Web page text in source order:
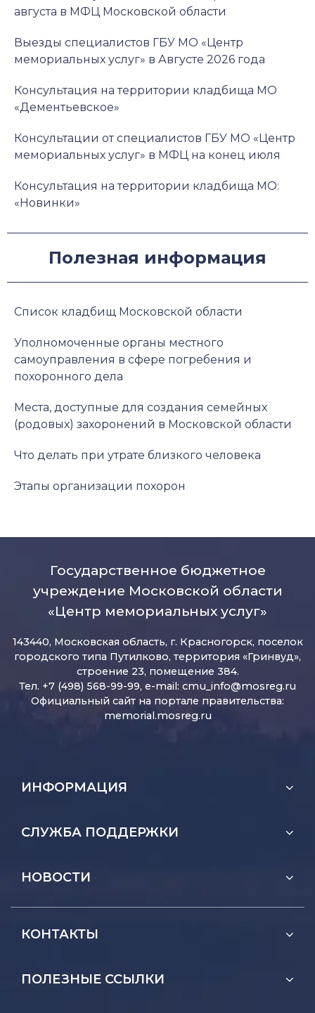
августа в МФЦ Московской области
Выезды специалистов ГБУ МО «Центр
мемориальных услуг» в Августе 2026 года
Консультация на территории кладбища МО
«Дементьевское»
Консультации от специалистов ГБУ МО «Центр
мемориальных услуг» в МФЦ на конец июля
Консультация на территории кладбища МО:
«Новинки»
Полезная информация
Список кладбищ Московской области
Уполномоченные органы местного
самоуправления в сфере погребения и
похоронного дела
Места, доступные для создания семейных
(родовых) захоронений в Московской области
Что делать при утрате близкого человека
Этапы организации похорон
Государственное бюджетное
учреждение Московской области
«Центр мемориальных услуг»
143440, Московская область, г. Красногорск, поселок
городского типа Путилково, территория «Гринвуд»,
строение 23, помещение 384.
Тел. +7 (498) 568-99-99, e-mail: cmu_info@mosreg.ru
Официальный сайт на портале правительства:
memorial.mosreg.ru
ИНФОРМАЦИЯ
СЛУЖБА ПОДДЕРЖКИ
НОВОСТИ
КОНТАКТЫ
ПОЛЕЗНЫЕ ССЫЛКИ